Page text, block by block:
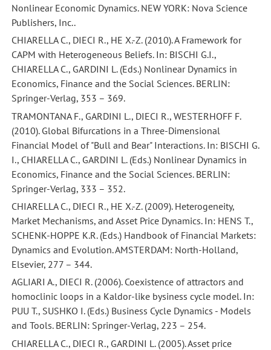
Nonlinear Economic Dynamics. NEW YORK: Nova Science
Publishers, Inc..
CHIARELLA C., DIECI R., HE X.-Z. (2010). A Framework for
CAPM with Heterogeneous Beliefs. In: BISCHI G.I.,
CHIARELLA C., GARDINI L. (Eds.) Nonlinear Dynamics in
Economics, Finance and the Social Sciences. BERLIN:
Springer-Verlag, 353 – 369.
TRAMONTANA F., GARDINI L., DIECI R., WESTERHOFF F.
(2010). Global Bifurcations in a Three-Dimensional
Financial Model of "Bull and Bear" Interactions. In: BISCHI G.
I., CHIARELLA C., GARDINI L. (Eds.) Nonlinear Dynamics in
Economics, Finance and the Social Sciences. BERLIN:
Springer-Verlag, 333 – 352.
CHIARELLA C., DIECI R., HE X.-Z. (2009). Heterogeneity,
Market Mechanisms, and Asset Price Dynamics. In: HENS T.,
SCHENK-HOPPE K.R. (Eds.) Handbook of Financial Markets:
Dynamics and Evolution. AMSTERDAM: North-Holland,
Elsevier, 277 – 344.
AGLIARI A., DIECI R. (2006). Coexistence of attractors and
homoclinic loops in a Kaldor-like bysiness cycle model. In:
PUU T., SUSHKO I. (Eds.) Business Cycle Dynamics - Models
and Tools. BERLIN: Springer-Verlag, 223 – 254.
CHIARELLA C., DIECI R., GARDINI L. (2005). Asset price